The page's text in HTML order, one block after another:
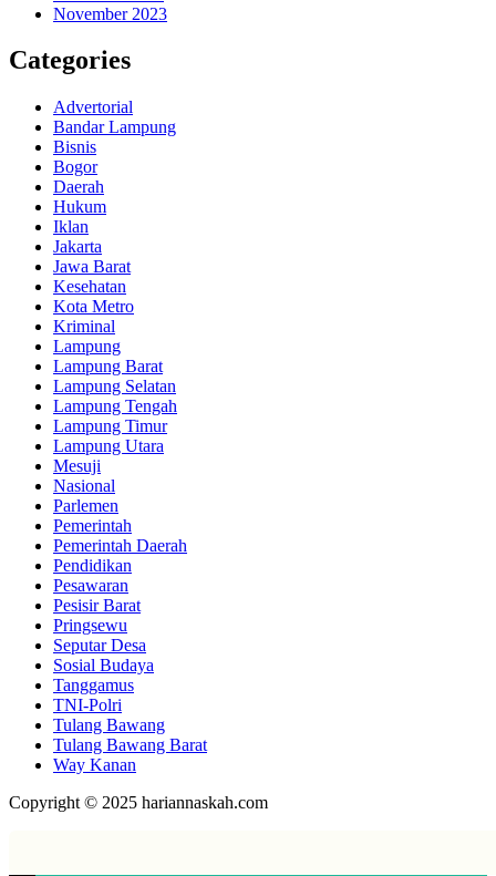
November 2023
Categories
Advertorial
Bandar Lampung
Bisnis
Bogor
Daerah
Hukum
Iklan
Jakarta
Jawa Barat
Kesehatan
Kota Metro
Kriminal
Lampung
Lampung Barat
Lampung Selatan
Lampung Tengah
Lampung Timur
Lampung Utara
Mesuji
Nasional
Parlemen
Pemerintah
Pemerintah Daerah
Pendidikan
Pesawaran
Pesisir Barat
Pringsewu
Seputar Desa
Sosial Budaya
Tanggamus
TNI-Polri
Tulang Bawang
Tulang Bawang Barat
Way Kanan
Copyright © 2025 hariannaskah.com